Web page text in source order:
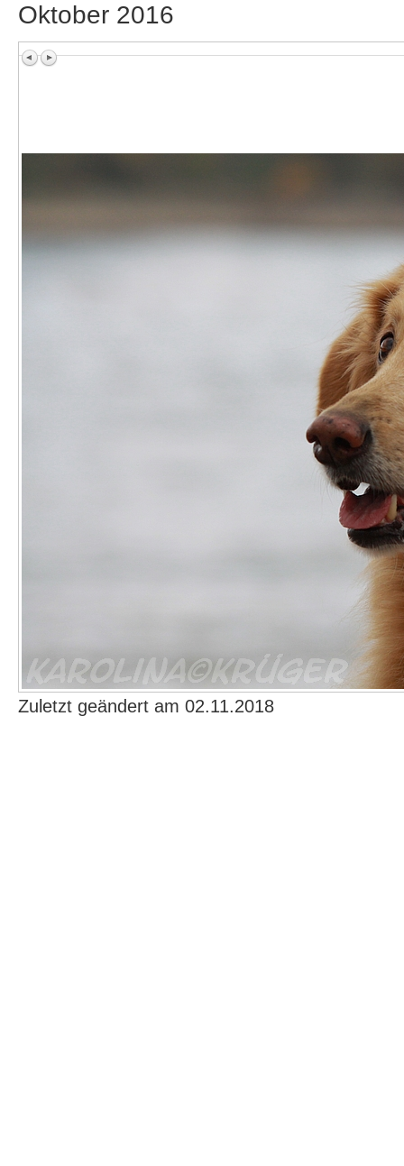
Oktober 2016
Zuletzt geändert am 02.11.2018